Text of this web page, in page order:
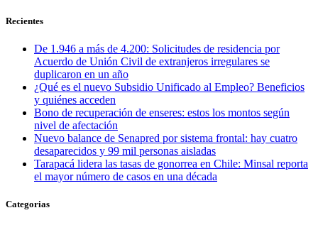
Recientes
De 1.946 a más de 4.200: Solicitudes de residencia por
Acuerdo de Unión Civil de extranjeros irregulares se
duplicaron en un año
¿Qué es el nuevo Subsidio Unificado al Empleo? Beneficios
y quiénes acceden
Bono de recuperación de enseres: estos los montos según
nivel de afectación
Nuevo balance de Senapred por sistema frontal: hay cuatro
desaparecidos y 99 mil personas aisladas
Tarapacá lidera las tasas de gonorrea en Chile: Minsal reporta
el mayor número de casos en una década
Categorias